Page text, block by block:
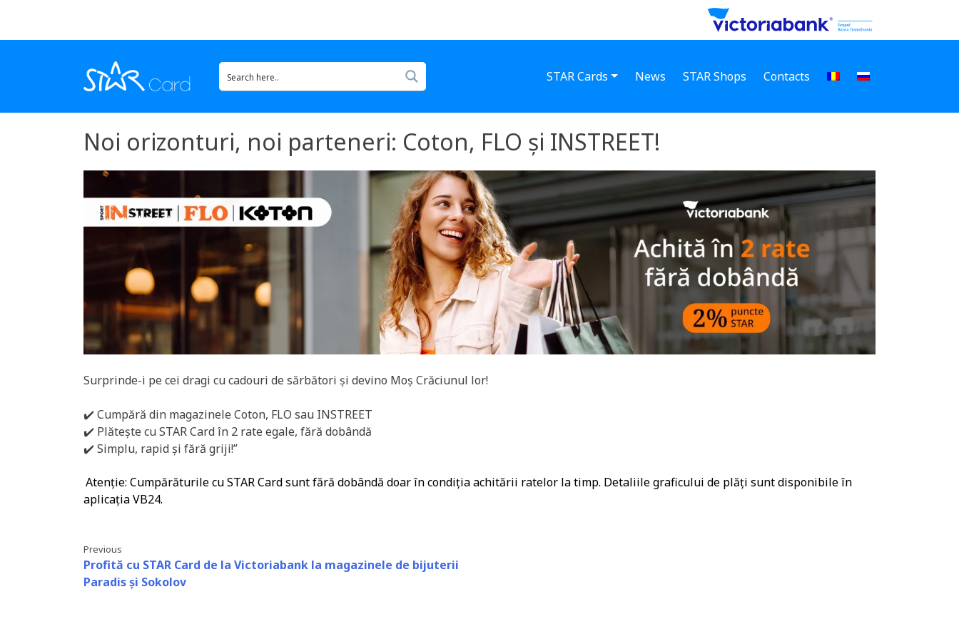
STAR Cards News STAR Shops Contacts
Noi orizonturi, noi parteneri: Coton, FLO și INSTREET!
Surprinde-i pe cei dragi cu cadouri de sărbători și devino Moș Crăciunul lor!
✔️ Cumpără din magazinele Coton, FLO sau INSTREET
✔️ Plătește cu STAR Card în 2 rate egale, fără dobândă
✔️ Simplu, rapid și fără griji!”
Atenție: Cumpărăturile cu STAR Card sunt fără dobândă doar în condiția achitării ratelor la timp. Detaliile graficului de plăți sunt disponibile în
aplicația VB24.
Previous
Profită cu STAR Card de la Victoriabank la magazinele de bijuterii
Paradis și Sokolov